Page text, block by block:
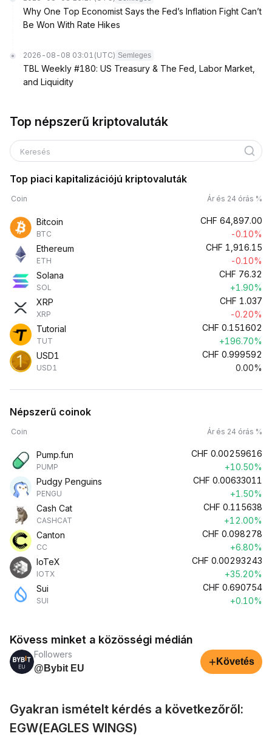
Why One Top Economist Says the Fed’s Inflation Fight Can’t
Be Won With Rate Hikes
2026-08-08 03:01 (UTC) Semleges
TBL Weekly #180: US Treasury & The Fed, Labor Market,
and Liquidity
Top népszerű kriptovaluták
Keresés
Top piaci kapitalizációjú kriptovaluták
Coin Ár és 24 órás %
Bitcoin
BTC
CHF 64,897.00
-0.10%
Ethereum
ETH
CHF 1,916.15
-0.10%
Solana
SOL
CHF 76.32
+1.90%
XRP
XRP
CHF 1.037
-0.20%
Tutorial
TUT
CHF 0.151602
+196.70%
USD1
USD1
CHF 0.999592
0.00%
Népszerű coinok
Coin Ár és 24 órás %
Pump.fun
PUMP
CHF 0.00259616
+10.50%
Pudgy Penguins
PENGU
CHF 0.00633011
+1.50%
Cash Cat
CASHCAT
CHF 0.115638
+12.00%
Canton
CC
CHF 0.098278
+6.80%
IoTeX
IOTX
CHF 0.00293243
+35.20%
Sui
SUI
CHF 0.690754
+0.10%
Kövess minket a közösségi médián
Followers
@Bybit EU
+ Követés
Gyakran ismételt kérdés a következőről:
EGW(EAGLES WINGS)